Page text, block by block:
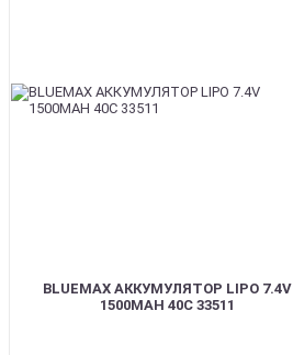
BLUEMAX АККУМУЛЯТОР LIPO 7.4V
1500MAH 40C 33511